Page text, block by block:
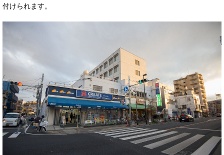
付けられます。